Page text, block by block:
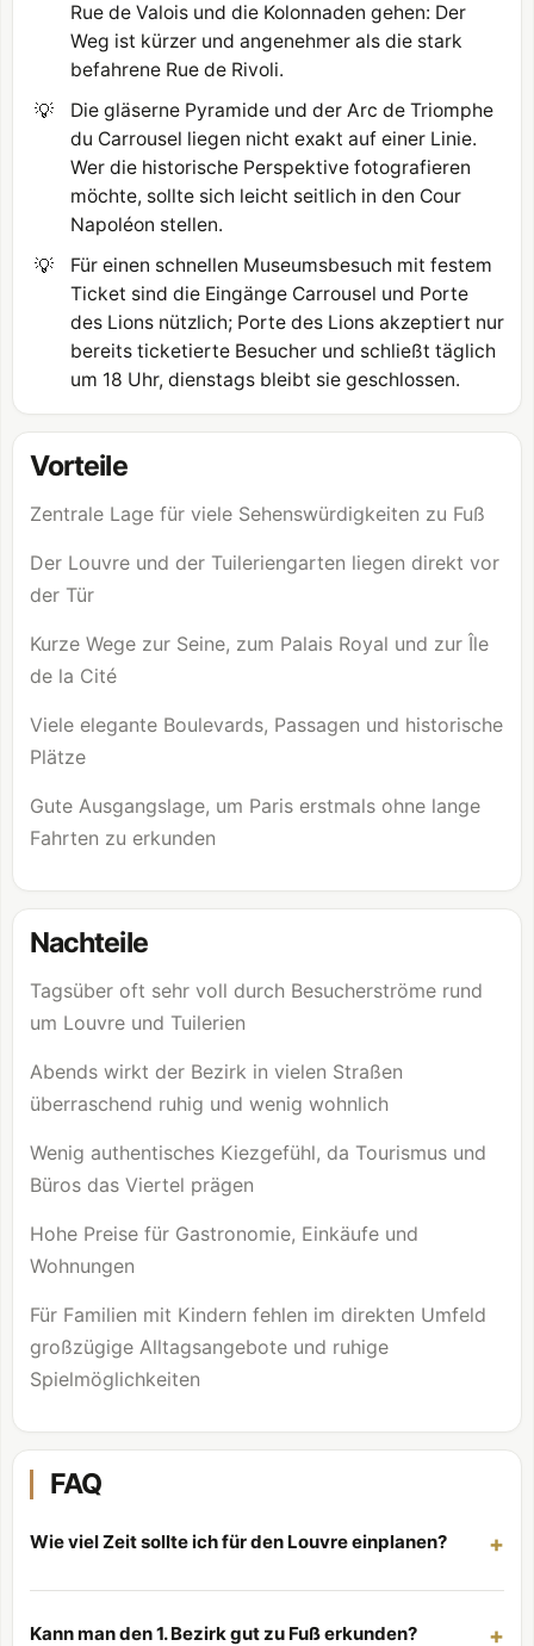
Rue de Valois und die Kolonnaden gehen: Der
Weg ist kürzer und angenehmer als die stark
befahrene Rue de Rivoli.
💡
Die gläserne Pyramide und der Arc de Triomphe
du Carrousel liegen nicht exakt auf einer Linie.
Wer die historische Perspektive fotografieren
möchte, sollte sich leicht seitlich in den Cour
Napoléon stellen.
💡
Für einen schnellen Museumsbesuch mit festem
Ticket sind die Eingänge Carrousel und Porte
des Lions nützlich; Porte des Lions akzeptiert nur
bereits ticketierte Besucher und schließt täglich
um 18 Uhr, dienstags bleibt sie geschlossen.
Vorteile
Zentrale Lage für viele Sehenswürdigkeiten zu Fuß
Der Louvre und der Tuileriengarten liegen direkt vor
der Tür
Kurze Wege zur Seine, zum Palais Royal und zur Île
de la Cité
Viele elegante Boulevards, Passagen und historische
Plätze
Gute Ausgangslage, um Paris erstmals ohne lange
Fahrten zu erkunden
Nachteile
Tagsüber oft sehr voll durch Besucherströme rund
um Louvre und Tuilerien
Abends wirkt der Bezirk in vielen Straßen
überraschend ruhig und wenig wohnlich
Wenig authentisches Kiezgefühl, da Tourismus und
Büros das Viertel prägen
Hohe Preise für Gastronomie, Einkäufe und
Wohnungen
Für Familien mit Kindern fehlen im direkten Umfeld
großzügige Alltagsangebote und ruhige
Spielmöglichkeiten
FAQ
Wie viel Zeit sollte ich für den Louvre einplanen?
Kann man den 1. Bezirk gut zu Fuß erkunden?